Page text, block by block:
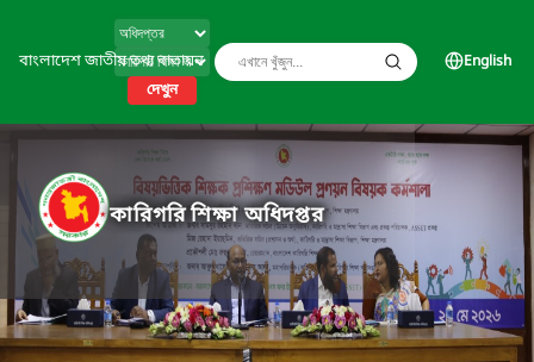
বাংলাদেশ জাতীয় তথ্য বাতায়ন
দেখুন
English
কারিগরি শিক্ষা অধিদপ্তর